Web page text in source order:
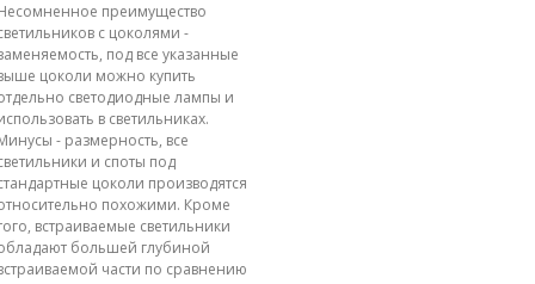
преимущество
с цоколями -
под все указанные
цоколи можно купить
светодиодные лампы и
в светильниках.
- размерность, все
и споты под
цоколи производятся
похожими. Кроме
встраиваемые светильники
большей глубиной
части по сравнению